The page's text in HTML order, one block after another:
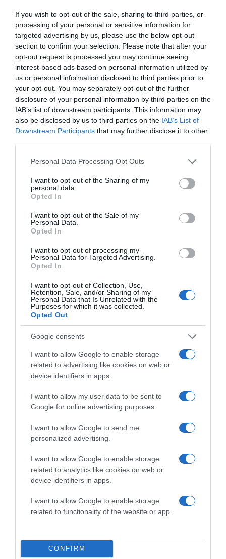
If you wish to opt-out of the sale, sharing to third parties, or
processing of your personal or sensitive information for
targeted advertising by us, please use the below opt-out
section to confirm your selection. Please note that after your
opt-out request is processed you may continue seeing
interest-based ads based on personal information utilized by
us or personal information disclosed to third parties prior to
your opt-out. You may separately opt-out of the further
disclosure of your personal information by third parties on the
IAB’s list of downstream participants. This information may
also be disclosed by us to third parties on the IAB’s List of
Downstream Participants that may further disclose it to other
Please note that this website/app uses one or more Google
not limited to your visit or usage behaviour. You may click to
grant or deny consent to Google and its third-party tags to
use your data for below specified purposes in below Google
consent section.
Personal Data Processing Opt Outs
I want to opt-out of the Sharing of my
personal data.
Opted In
I want to opt-out of the Sale of my
Personal Data.
Opted In
I want to opt-out of processing my
Personal Data for Targeted Advertising.
Opted In
I want to opt-out of Collection, Use,
Retention, Sale, and/or Sharing of my
Personal Data that Is Unrelated with the
Purposes for which it was collected.
Opted Out
Google consents
I want to allow Google to enable storage
related to advertising like cookies on web or
device identifiers in apps.
I want to allow my user data to be sent to
Google for online advertising purposes.
I want to allow Google to send me
personalized advertising.
I want to allow Google to enable storage
related to analytics like cookies on web or
device identifiers in apps.
I want to allow Google to enable storage
related to functionality of the website or app.
CONFIRM
nem mindegy, hogy milyen szénhidrátforrást választasz.
Vannak, akik a nyers vegán étrendet is kipróbálnák, még
ha alapjában véve is ez mondható el a legkevésbé
fenntarthatónak. Nemcsak azért, mert a rajongói nem
esznek semmit főzve, hanem mentálisan és szociálisan is
gond lehet, ha csak nyers alapanyagokat eszel.
Azt is érdemes megfontolni, hogy bőrtáskákra vagy
eredeti bőrkabátokra van-e szükséged. Az állatok ilyen
módon történő kizsákmányolását a legtöbben könnyen
elvetik. Azonban, ha a szokásokról van szó, amelyekben
gyermekkorunk óta felnőttünk, a helyzet megváltozik.
Megosztás: Facebook Twitter Pinterest
Címkék: életmód előnyök táplálkozás vegán
Korábbi bejegyzések
HASONLÓ BEJEGYZÉSEK
Csökkenti a vérnyomást, és védi a szívet